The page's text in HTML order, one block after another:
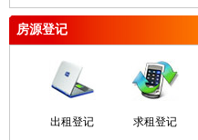
赁、商业用房及办公房租售、房
屋权证代办等业务本着“信誉至上
本”的服务理念努力充实公司经营
实力以诚信、专业、平实的姿态
里我们将不断完善自我为广大客
房源登记
出租登记 求租登记